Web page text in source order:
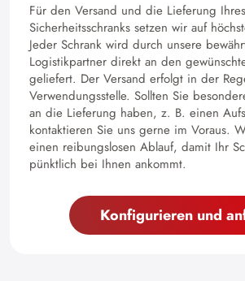
Für den Versand und die Lieferung Ihres
Sicherheitsschranks setzen wir auf
Jeder Schrank wird durch unsere
Logistikpartner direkt an den
geliefert. Der Versand erfolgt in der
Verwendungsstelle. Sollten Sie
an die Lieferung haben, z. B. einen
kontaktieren Sie uns gerne im Voraus.
einen reibungslosen Ablauf, damit Ihr
pünktlich bei Ihnen ankommt.
Konfigurieren und